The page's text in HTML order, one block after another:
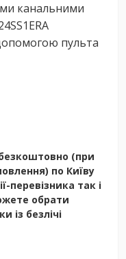
канальними
пульта
(при
по Київу
перевізника так і
обрати
із безлічі